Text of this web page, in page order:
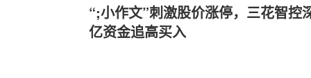
“;小作文”刺激股价涨停，三花智控
亿资金追高买入